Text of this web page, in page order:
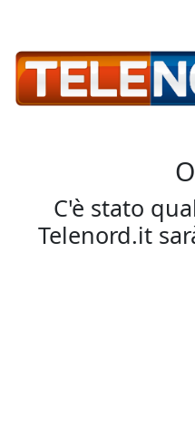
C'è stato
Telenord.it